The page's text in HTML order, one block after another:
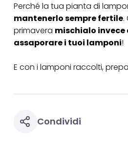
Perché la tua pianta di
mantenerlo sempre fertile.
primavera mischialo invece
assaporare i tuoi lamponi!
E con i lamponi raccolti,
Condividi